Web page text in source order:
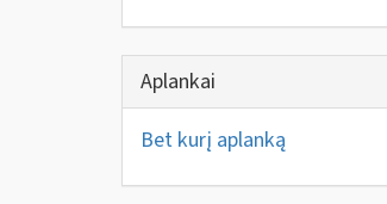
Aplankai
Bet kurį aplanką